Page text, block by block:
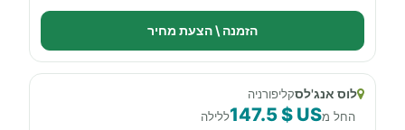
הזמנה \ הצעת מחיר
לוס אנג'לסקליפורניה
החל מ147.5 $ USללילה